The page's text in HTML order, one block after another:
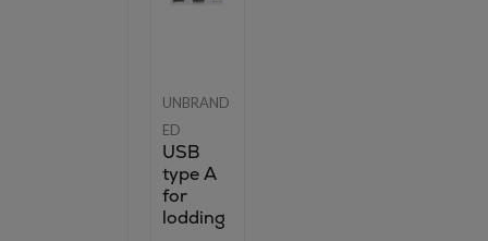
UNBRAND
ED
USB
type A
for
lodding